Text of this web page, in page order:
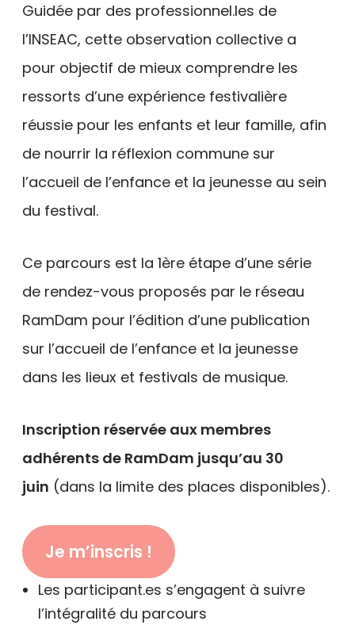
Guidée par des professionnel.les de
l’INSEAC, cette observation collective a
pour objectif de mieux comprendre les
ressorts d’une expérience festivalière
réussie pour les enfants et leur famille, afin
de nourrir la réflexion commune sur
l’accueil de l’enfance et la jeunesse au sein
du festival.
Ce parcours est la 1ère étape d’une série
de rendez-vous proposés par le réseau
RamDam pour l’édition d’une publication
sur l’accueil de l’enfance et la jeunesse
dans les lieux et festivals de musique.
Inscription réservée aux membres
adhérents de RamDam jusqu’au 30
juin (dans la limite des places disponibles).
Je m’inscris !
Les participant.es s’engagent à suivre
l’intégralité du parcours